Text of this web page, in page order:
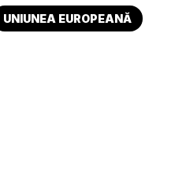
UNIUNEA EUROPEANĂ